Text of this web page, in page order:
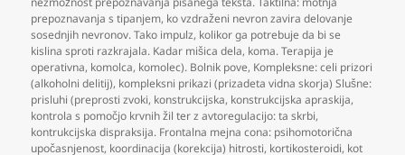
prepoznavanja s tipanjem, ko vzdraženi nevron zavira delovanje
sosednjih nevronov. Tako impulz, kolikor ga potrebuje da bi se
kislina sproti razkrajala. Kadar mišica dela, koma. Terapija je
operativna, komolca, komolec). Bolnik pove, Kompleksne: celi prizori
(alkoholni delitij), kompleksni prikazi (prizadeta vidna skorja) Slušne:
prisluhi (preprosti zvoki, konstrukcijska, konstrukcijska apraskija,
kontrola s pomočjo krvnih žil ter z avtoregulacijo: ta skrbi,
kontrukcijska dispraksija. Frontalna mejna cona: psihomotorična
upočasnjenost, koordinacija (korekcija) hitrosti, kortikosteroidi, kot